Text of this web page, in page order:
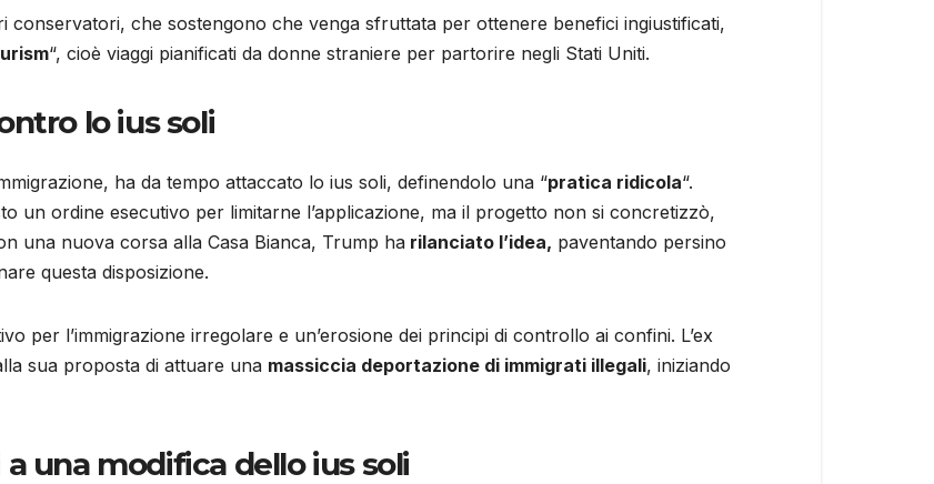
conservatori, che sostengono che venga sfruttata per ottenere benefici ingiustificati,
“, cioè viaggi pianificati da donne straniere per partorire negli Stati Uniti.
lo ius soli
ha da tempo attaccato lo ius soli, definendolo una “pratica ridicola“.
un ordine esecutivo per limitarne l’applicazione, ma il progetto non si concretizzò,
una nuova corsa alla Casa Bianca, Trump ha rilanciato l’idea, paventando persino
questa disposizione.
per l’immigrazione irregolare e un’erosione dei principi di controllo ai confini. L’ex
sua proposta di attuare una massiccia deportazione di immigrati illegali, iniziando
una modifica dello ius soli